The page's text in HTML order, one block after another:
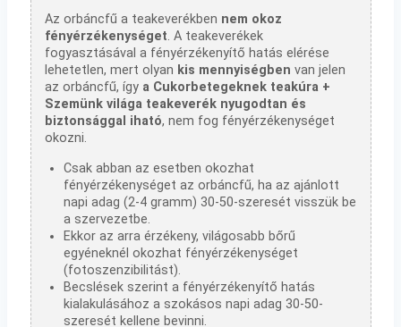
Az orbáncfű a teakeverékben nem okoz
fényérzékenységet. A teakeverékek
fogyasztásával a fényérzékenyítő hatás elérése
lehetetlen, mert olyan kis mennyiségben van jelen
az orbáncfű, így a Cukorbetegeknek teakúra +
Szemünk világa teakeverék nyugodtan és
biztonsággal iható, nem fog fényérzékenységet
okozni.
Csak abban az esetben okozhat
fényérzékenységet az orbáncfű, ha az ajánlott
napi adag (2-4 gramm) 30-50-szeresét visszük be
a szervezetbe.
Ekkor az arra érzékeny, világosabb bőrű
egyéneknél okozhat fényérzékenységet
(fotoszenzibilitást).
Becslések szerint a fényérzékenyítő hatás
kialakulásához a szokásos napi adag 30-50-
szeresét kellene bevinni.